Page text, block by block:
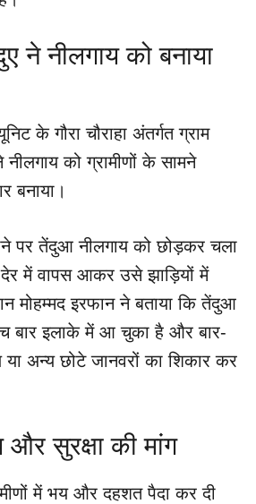
ने नीलगाय को बनाया
के गौरा चौराहा अंतर्गत ग्राम
को ग्रामीणों के सामने
बनाया।
पर तेंदुआ नीलगाय को छोड़कर चला
में वापस आकर उसे झाड़ियों में
मोहम्मद इरफान ने बताया कि तेंदुआ
बार इलाके में आ चुका है और बार-
या अन्य छोटे जानवरों का शिकार कर
और सुरक्षा की मांग
में भय और दहशत पैदा कर दी